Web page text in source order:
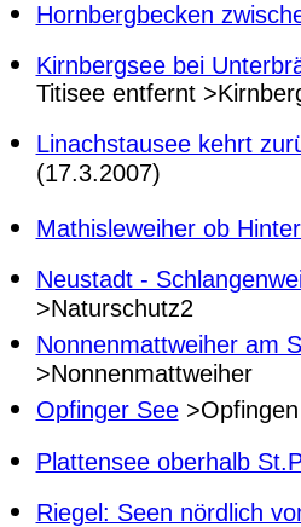
Hornbergbecken
Kirnbergsee bei
Titisee entfernt
Linachstausee kehrt
(17.3.2007)
Mathisleweiher ob
Neustadt -
>Naturschutz2
Nonnenmattweiher am
>Nonnenmattweiher
Opfinger See>Opfingen
Plattensee oberhalb
Riegel: Seen nördlich